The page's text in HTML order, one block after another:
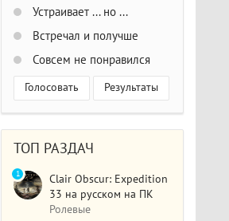
Устраивает ... но ...
Встречал и получше
Совсем не понравился
Голосовать Результаты
ТОП РАЗДАЧ
Clair Obscur: Expedition
33 на русском на ПК
Ролевые
1